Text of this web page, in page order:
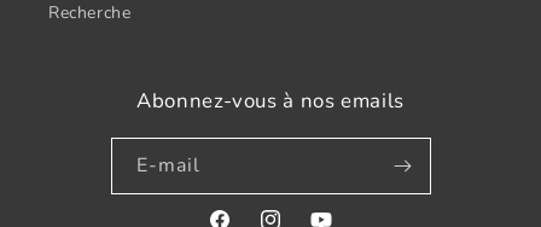
Recherche
Abonnez-vous à nos emails
E-mail